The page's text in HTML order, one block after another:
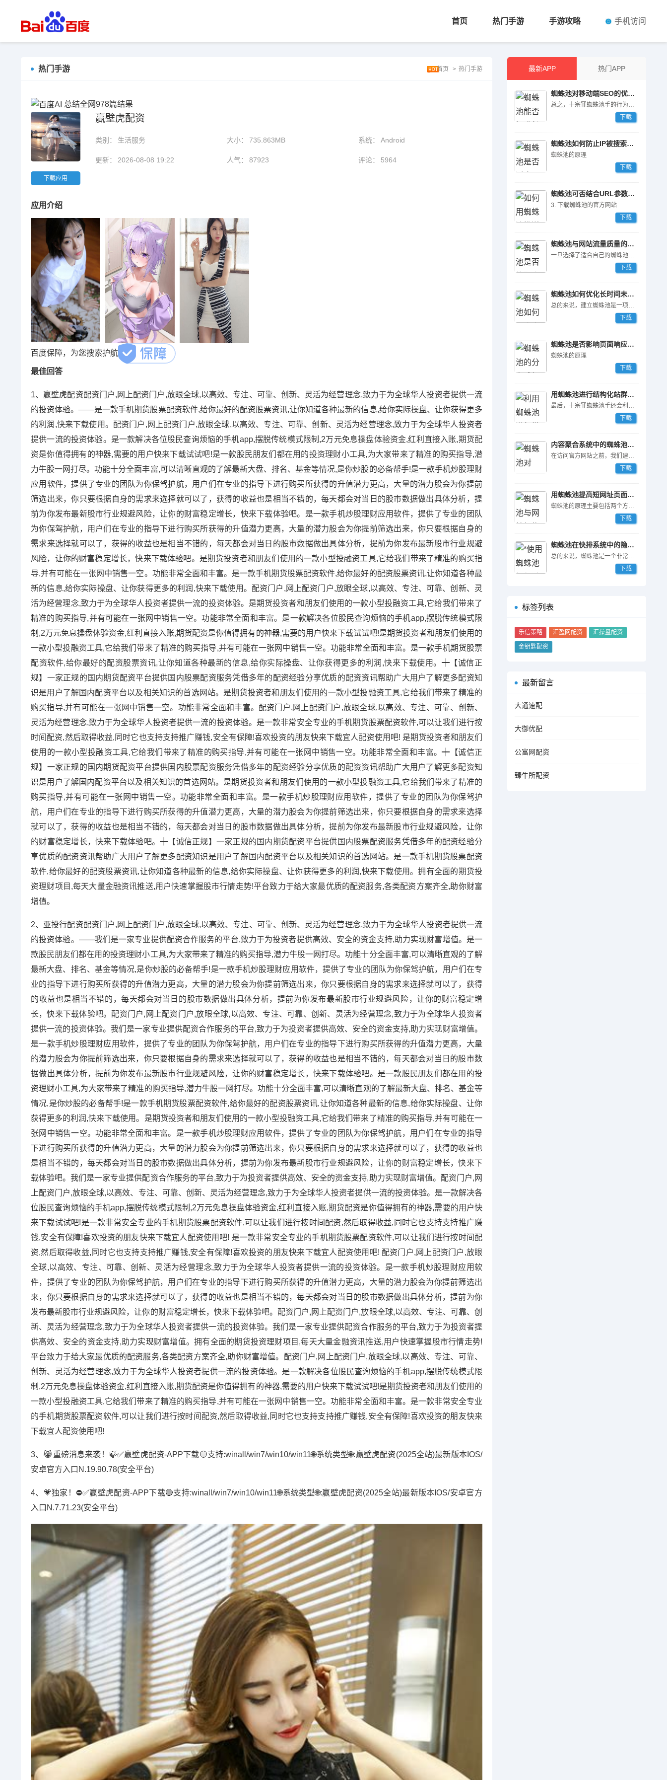
手机访问
首页 热门手游 手游攻略
最新APP 热门APP
蜘蛛池对移动端SEO的优化作用
总之，十宗罪蜘蛛池手的行为对整个SEO行业造成了严重的危害和影响，我们需要加强监管和打击力度，共同维护行业的健康和良性****展。
下载
蜘蛛池如何防止IP被搜索引擎封禁
蜘蛛池的原理
下载
蜘蛛池可否结合URL参数过滤规则？
3. 下载蜘蛛池的官方网站
下载
蜘蛛池与网站流量质量的关联
一旦选择了适合自己的蜘蛛池程序，接下来就是搭建蜘蛛池服务器。蜘蛛池服务器的选择对于蜘蛛池的性能和稳定性有着非常大的影响。通常情况下，建议选择高性能的服务器，并且保证服务器的带宽足够大。此外，还需要考虑到服务器的地理位置，选择离自己网站所在地区较近的服务器可以减少访问延迟，提升蜘蛛池的效率。
下载
蜘蛛池如何优化长时间未收录页面？
总的来说，建立蜘蛛池是一项需要考虑多方面因素的工作。选择合适的蜘蛛池程序、搭建蜘蛛池服务器以及存储和分析数据都是非常重要的步骤。只有在全面考虑了这些因素之后，才能建立一个稳定、高效的蜘蛛池，为网站的SEO优化提供有力的支持。
下载
蜘蛛池是否影响页面响应速度？
蜘蛛池的原理
下载
用蜘蛛池进行结构化站群推广
最后，十宗罪蜘蛛池手还会利用蜘蛛池程序来进行虚假点击和恶意注入等活动。他们可以设置一些自动点击和恶意代码，从而在搜索引擎的排名中获得不正当的优势，严重扰乱了市场秩序和公平竞争。
下载
内容聚合系统中的蜘蛛池策略
在访问官方网站之前，我们建议您对自己的需求进行充分的了解和分析，选择适合自己的版本和配置。同时，可以参考官方网站上的案例和用户评价，了解其他站长对蜘蛛池的评价和使用心得。
下载
用蜘蛛池提高短网址页面访问率
蜘蛛池的原理主要包括两个方面的内容：蜘蛛引擎与代理集群。
下载
蜘蛛池在快排系统中的隐藏功能
总的来说，蜘蛛池是一个非常强大的SEO工具，尤其是对于那些想提高网站权重和排名的站长来说。如果您想让自己的网站在竞争激烈的搜索引擎中获得更好的排名和流量，不妨一试蜘蛛池，相信它一定会给您带来意想不到的结果。
下载
标签列表
乐信策略 汇盈网配资 汇操盘配资
金钥匙配资
最新留言
大通速配
大御优配
公富网配资
臻牛所配资
热门手游 首页 > 热门手游
总结全网978篇结果
下载应用
赢壁虎配资
类别： 生活服务 大小： 735.863MB 系统： Android
更新： 2026-08-08 19:22 人气： 87923 评论： 5964
应用介绍
百度保障，为您搜索护航
最佳回答
1、赢壁虎配资配资门户,网上配资门户,放眼全球,以高效、专注、可靠、创新、灵活为经营理念,致力于为全球华人投资者提供一流
的投资体验。——是一款手机期货股票配资软件,给你最好的配资股票资讯,让你知道各种最新的信息,给你实际操盘、让你获得更多
的利润,快来下载使用。配资门户,网上配资门户,放眼全球,以高效、专注、可靠、创新、灵活为经营理念,致力于为全球华人投资者
提供一流的投资体验。是一款解决各位股民查询烦恼的手机app,摆脱传统模式限制,2万元免息操盘体验资金,红利直接入账,期货配
资是你值得拥有的神器,需要的用户快来下载试试吧!是一款股民朋友们都在用的投资理财小工具,为大家带来了精准的购买指导,潜
力牛股一网打尽。功能十分全面丰富,可以清晰直观的了解最新大盘、排名、基金等情况,是你炒股的必备帮手!是一款手机炒股理财
应用软件，提供了专业的团队为你保驾护航，用户们在专业的指导下进行购买所获得的升值潜力更高，大量的潜力股会为你提前
筛选出来，你只要根据自身的需求来选择就可以了，获得的收益也是相当不错的，每天都会对当日的股市数据做出具体分析，提
前为你发布最新股市行业规避风险，让你的财富稳定增长，快来下载体验吧。是一款手机炒股理财应用软件，提供了专业的团队
为你保驾护航，用户们在专业的指导下进行购买所获得的升值潜力更高，大量的潜力股会为你提前筛选出来，你只要根据自身的
需求来选择就可以了，获得的收益也是相当不错的，每天都会对当日的股市数据做出具体分析，提前为你发布最新股市行业规避
风险，让你的财富稳定增长，快来下载体验吧。是期货投资者和朋友们使用的一款小型投融资工具,它给我们带来了精准的购买指
导,并有可能在一张网中销售一空。功能非常全面和丰富。是一款手机期货股票配资软件,给你最好的配资股票资讯,让你知道各种最
新的信息,给你实际操盘、让你获得更多的利润,快来下载使用。配资门户,网上配资门户,放眼全球,以高效、专注、可靠、创新、灵
活为经营理念,致力于为全球华人投资者提供一流的投资体验。是期货投资者和朋友们使用的一款小型投融资工具,它给我们带来了
精准的购买指导,并有可能在一张网中销售一空。功能非常全面和丰富。是一款解决各位股民查询烦恼的手机app,摆脱传统模式限
制,2万元免息操盘体验资金,红利直接入账,期货配资是你值得拥有的神器,需要的用户快来下载试试吧!是期货投资者和朋友们使用的
一款小型投融资工具,它给我们带来了精准的购买指导,并有可能在一张网中销售一空。功能非常全面和丰富。是一款手机期货股票
配资软件,给你最好的配资股票资讯,让你知道各种最新的信息,给你实际操盘、让你获得更多的利润,快来下载使用。┿【诚信正
规】一家正规的国内期货配资平台提供国内股票配资服务凭借多年的配资经验分享优质的配资资讯帮助广大用户了解更多配资知
识是用户了解国内配资平台以及相关知识的首选网站。是期货投资者和朋友们使用的一款小型投融资工具,它给我们带来了精准的
购买指导,并有可能在一张网中销售一空。功能非常全面和丰富。配资门户,网上配资门户,放眼全球,以高效、专注、可靠、创新、
灵活为经营理念,致力于为全球华人投资者提供一流的投资体验。是一款非常安全专业的手机期货股票配资软件,可以让我们进行按
时间配资,然后取得收益,同时它也支持支持推广赚钱,安全有保障!喜欢投资的朋友快来下载宜人配资使用吧! 是期货投资者和朋友们
使用的一款小型投融资工具,它给我们带来了精准的购买指导,并有可能在一张网中销售一空。功能非常全面和丰富。┿【诚信正
规】一家正规的国内期货配资平台提供国内股票配资服务凭借多年的配资经验分享优质的配资资讯帮助广大用户了解更多配资知
识是用户了解国内配资平台以及相关知识的首选网站。是期货投资者和朋友们使用的一款小型投融资工具,它给我们带来了精准的
购买指导,并有可能在一张网中销售一空。功能非常全面和丰富。是一款手机炒股理财应用软件，提供了专业的团队为你保驾护
航，用户们在专业的指导下进行购买所获得的升值潜力更高，大量的潜力股会为你提前筛选出来，你只要根据自身的需求来选择
就可以了，获得的收益也是相当不错的，每天都会对当日的股市数据做出具体分析，提前为你发布最新股市行业规避风险，让你
的财富稳定增长，快来下载体验吧。┿【诚信正规】一家正规的国内期货配资平台提供国内股票配资服务凭借多年的配资经验分
享优质的配资资讯帮助广大用户了解更多配资知识是用户了解国内配资平台以及相关知识的首选网站。是一款手机期货股票配资
软件,给你最好的配资股票资讯,让你知道各种最新的信息,给你实际操盘、让你获得更多的利润,快来下载使用。拥有全面的期货投
资理财项目,每天大量金融资讯推送,用户快速掌握股市行情走势!平台致力于给大家最优质的配资服务,各类配资方案齐全,助你财富
增值。
2、亚投行配资配资门户,网上配资门户,放眼全球,以高效、专注、可靠、创新、灵活为经营理念,致力于为全球华人投资者提供一流
的投资体验。——我们是一家专业提供配资合作服务的平台,致力于为投资者提供高效、安全的资金支持,助力实现财富增值。是一
款股民朋友们都在用的投资理财小工具,为大家带来了精准的购买指导,潜力牛股一网打尽。功能十分全面丰富,可以清晰直观的了解
最新大盘、排名、基金等情况,是你炒股的必备帮手!是一款手机炒股理财应用软件，提供了专业的团队为你保驾护航，用户们在专
业的指导下进行购买所获得的升值潜力更高，大量的潜力股会为你提前筛选出来，你只要根据自身的需求来选择就可以了，获得
的收益也是相当不错的，每天都会对当日的股市数据做出具体分析，提前为你发布最新股市行业规避风险，让你的财富稳定增
长，快来下载体验吧。配资门户,网上配资门户,放眼全球,以高效、专注、可靠、创新、灵活为经营理念,致力于为全球华人投资者
提供一流的投资体验。我们是一家专业提供配资合作服务的平台,致力于为投资者提供高效、安全的资金支持,助力实现财富增值。
是一款手机炒股理财应用软件，提供了专业的团队为你保驾护航，用户们在专业的指导下进行购买所获得的升值潜力更高，大量
的潜力股会为你提前筛选出来，你只要根据自身的需求来选择就可以了，获得的收益也是相当不错的，每天都会对当日的股市数
据做出具体分析，提前为你发布最新股市行业规避风险，让你的财富稳定增长，快来下载体验吧。是一款股民朋友们都在用的投
资理财小工具,为大家带来了精准的购买指导,潜力牛股一网打尽。功能十分全面丰富,可以清晰直观的了解最新大盘、排名、基金等
情况,是你炒股的必备帮手!是一款手机期货股票配资软件,给你最好的配资股票资讯,让你知道各种最新的信息,给你实际操盘、让你
获得更多的利润,快来下载使用。是期货投资者和朋友们使用的一款小型投融资工具,它给我们带来了精准的购买指导,并有可能在一
张网中销售一空。功能非常全面和丰富。是一款手机炒股理财应用软件，提供了专业的团队为你保驾护航，用户们在专业的指导
下进行购买所获得的升值潜力更高，大量的潜力股会为你提前筛选出来，你只要根据自身的需求来选择就可以了，获得的收益也
是相当不错的，每天都会对当日的股市数据做出具体分析，提前为你发布最新股市行业规避风险，让你的财富稳定增长，快来下
载体验吧。我们是一家专业提供配资合作服务的平台,致力于为投资者提供高效、安全的资金支持,助力实现财富增值。配资门户,网
上配资门户,放眼全球,以高效、专注、可靠、创新、灵活为经营理念,致力于为全球华人投资者提供一流的投资体验。是一款解决各
位股民查询烦恼的手机app,摆脱传统模式限制,2万元免息操盘体验资金,红利直接入账,期货配资是你值得拥有的神器,需要的用户快
来下载试试吧!是一款非常安全专业的手机期货股票配资软件,可以让我们进行按时间配资,然后取得收益,同时它也支持支持推广赚
钱,安全有保障!喜欢投资的朋友快来下载宜人配资使用吧! 是一款非常安全专业的手机期货股票配资软件,可以让我们进行按时间配
资,然后取得收益,同时它也支持支持推广赚钱,安全有保障!喜欢投资的朋友快来下载宜人配资使用吧! 配资门户,网上配资门户,放眼
全球,以高效、专注、可靠、创新、灵活为经营理念,致力于为全球华人投资者提供一流的投资体验。是一款手机炒股理财应用软
件，提供了专业的团队为你保驾护航，用户们在专业的指导下进行购买所获得的升值潜力更高，大量的潜力股会为你提前筛选出
来，你只要根据自身的需求来选择就可以了，获得的收益也是相当不错的，每天都会对当日的股市数据做出具体分析，提前为你
发布最新股市行业规避风险，让你的财富稳定增长，快来下载体验吧。配资门户,网上配资门户,放眼全球,以高效、专注、可靠、创
新、灵活为经营理念,致力于为全球华人投资者提供一流的投资体验。我们是一家专业提供配资合作服务的平台,致力于为投资者提
供高效、安全的资金支持,助力实现财富增值。拥有全面的期货投资理财项目,每天大量金融资讯推送,用户快速掌握股市行情走势!
平台致力于给大家最优质的配资服务,各类配资方案齐全,助你财富增值。配资门户,网上配资门户,放眼全球,以高效、专注、可靠、
创新、灵活为经营理念,致力于为全球华人投资者提供一流的投资体验。是一款解决各位股民查询烦恼的手机app,摆脱传统模式限
制,2万元免息操盘体验资金,红利直接入账,期货配资是你值得拥有的神器,需要的用户快来下载试试吧!是期货投资者和朋友们使用的
一款小型投融资工具,它给我们带来了精准的购买指导,并有可能在一张网中销售一空。功能非常全面和丰富。是一款非常安全专业
的手机期货股票配资软件,可以让我们进行按时间配资,然后取得收益,同时它也支持支持推广赚钱,安全有保障!喜欢投资的朋友快来
下载宜人配资使用吧!
3、😹重磅消息来袭！🍃✅赢壁虎配资-APP下载🔵支持:winall/win7/win10/win11🌐系统类型🌐:赢壁虎配资(2025全站)最新版本IOS/
安卓官方入口N.19.90.78(安全平台)
4、💗独家！⛔️✅赢壁虎配资-APP下载🔵支持:winall/win7/win10/win11🌐系统类型🌐:赢壁虎配资(2025全站)最新版本IOS/安卓官方
入口N.7.71.23(安全平台)